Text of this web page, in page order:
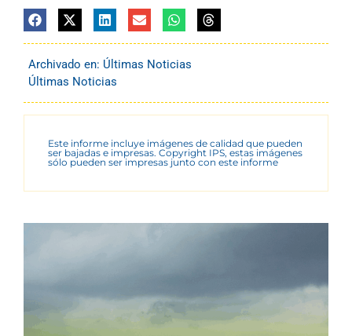
Archivado en: Últimas Noticias
Últimas Noticias
Este informe incluye imágenes de calidad que pueden
ser bajadas e impresas. Copyright IPS, estas imágenes
sólo pueden ser impresas junto con este informe